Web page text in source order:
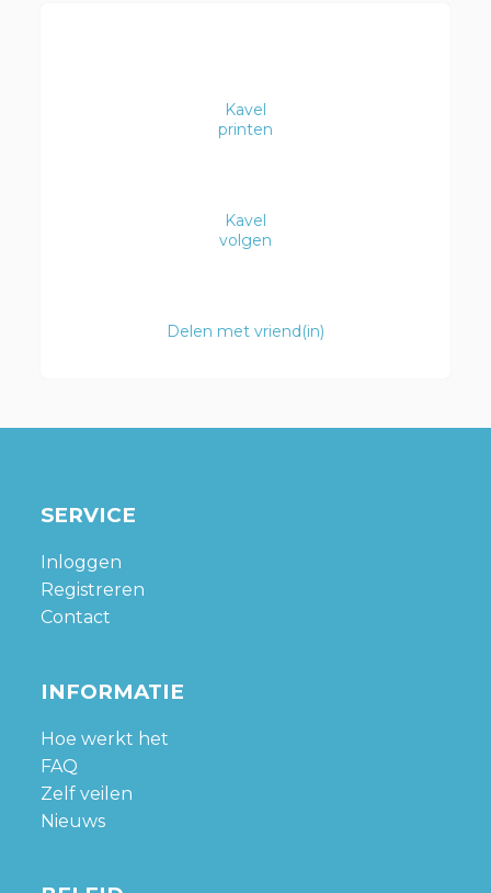
Kavel
printen
Kavel
volgen
Delen met vriend(in)
SERVICE
Inloggen
Registreren
Contact
INFORMATIE
Hoe werkt het
FAQ
Zelf veilen
Nieuws